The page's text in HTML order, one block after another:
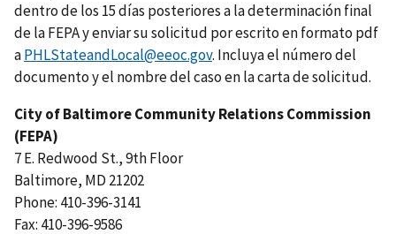
dentro de los 15 días posteriores a la determinación final
de la FEPA y enviar su solicitud por escrito en formato pdf
aPHLStateandLocal@eeoc.gov. Incluya el número del
documento y el nombre del caso en la carta de solicitud.
City of Baltimore Community Relations Commission
(FEPA)
7 E. Redwood St., 9th Floor
Baltimore, MD 21202
Phone: 410-396-3141
Fax: 410-396-9586